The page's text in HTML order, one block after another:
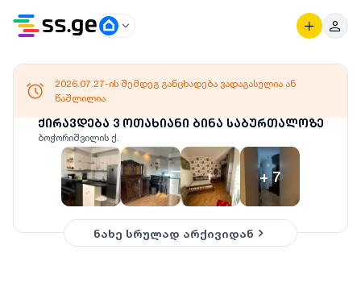
ქირავდება 3 ოთახიანი ბინა საბურთალოზე
ბოჭორიშვილის ქ.
+7
2026.07.27-ის შემდეგ განცხადება ვადაგასულია ან
წაშლილია
ნახე სრულად არქივიდან